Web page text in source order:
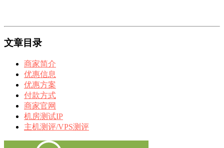
文章目录
商家简介
优惠信息
优惠方案
付款方式
商家官网
机房测试IP
主机测评/VPS测评